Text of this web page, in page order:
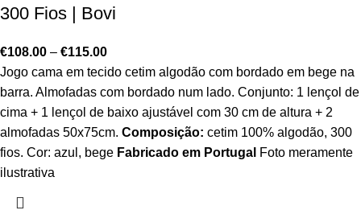
300 Fios | Bovi
€108.00 – €115.00
Jogo cama em tecido cetim algodão com bordado em bege na
barra. Almofadas com bordado num lado. Conjunto: 1 lençol de
cima + 1 lençol de baixo ajustável com 30 cm de altura + 2
almofadas 50x75cm. Composição: cetim 100% algodão, 300
fios. Cor: azul, bege Fabricado em Portugal Foto meramente
ilustrativa